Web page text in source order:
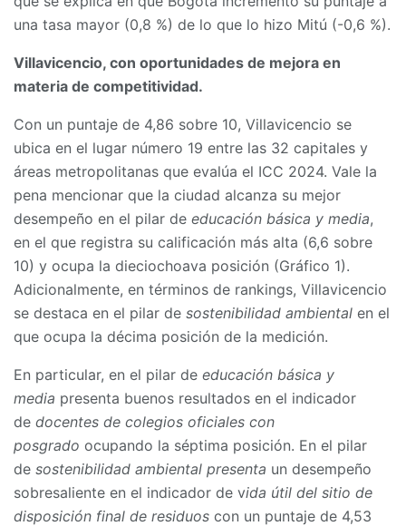
una tasa mayor (0,8 %) de lo que lo hizo Mitú (-0,6 %).
Villavicencio, con oportunidades de mejora en
materia de competitividad.
Con un puntaje de 4,86 sobre 10, Villavicencio se
ubica en el lugar número 19 entre las 32 capitales y
áreas metropolitanas que evalúa el ICC 2024. Vale la
pena mencionar que la ciudad alcanza su mejor
desempeño en el pilar de educación básica y media,
en el que registra su calificación más alta (6,6 sobre
10) y ocupa la dieciochoava posición (Gráfico 1).
Adicionalmente, en términos de rankings, Villavicencio
se destaca en el pilar de sostenibilidad ambiental en el
que ocupa la décima posición de la medición.
En particular, en el pilar de educación básica y
media presenta buenos resultados en el indicador
de docentes de colegios oficiales con
posgrado ocupando la séptima posición. En el pilar
de sostenibilidad ambiental presenta un desempeño
sobresaliente en el indicador de vida útil del sitio de
disposición final de residuos con un puntaje de 4,53